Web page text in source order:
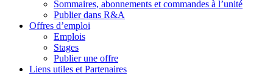
Sommaires, abonnements et commandes à l’unité
Publier dans R&A
Offres d’emploi
Emplois
Stages
Publier une offre
Liens utiles et Partenaires